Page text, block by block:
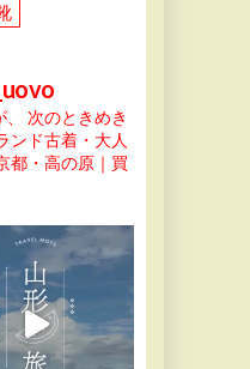
次のときめき
ンド古着・大人
都・高の原｜買